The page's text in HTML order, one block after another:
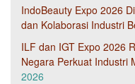
IndoBeauty Expo 2026
dan Kolaborasi Industri
ILF dan IGT Expo 2026
Negara Perkuat Industri
2026